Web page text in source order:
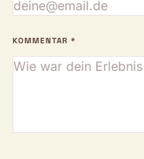
KOMMENTAR *